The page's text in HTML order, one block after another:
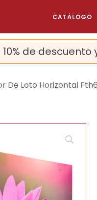
CATÁLOGO
10% de descuento
De Loto Horizontal Fth6